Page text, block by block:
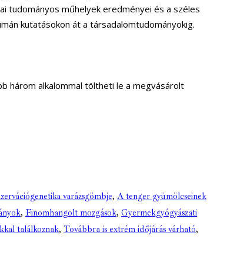
tudományos műhelyek eredményei és a széles
kutatásokon át a társadalomtudományokig.
három alkalommal töltheti le a megvásárolt
varázsgömbje, A tenger gyümölcseinek
, Finomhangolt mozgások, Gyermekgyógyászati
találkoznak, Továbbra is extrém időjárás várható,